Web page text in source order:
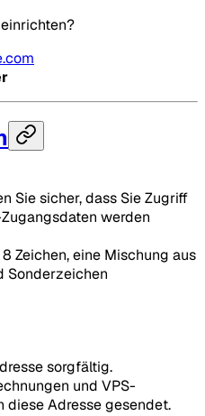
Sie sicher, dass Sie Zugriff
werden
Zeichen, eine Mischung aus
Sonderzeichen
sorgfältig.
und VPS-
diese Adresse gesendet.